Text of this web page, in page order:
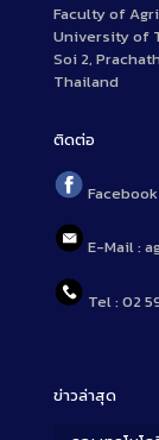
Faculty of
University of
Soi 2,
Thailand
ติดต่อ
E-Mail :
Tel : 02
ข่าวล่าสุด